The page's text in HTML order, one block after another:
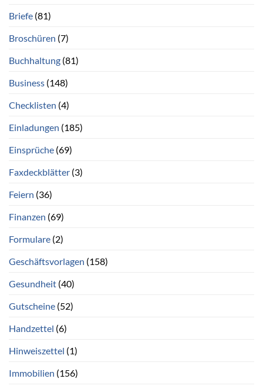
Briefe (81)
Broschüren (7)
Buchhaltung (81)
Business (148)
Checklisten (4)
Einladungen (185)
Einsprüche (69)
Faxdeckblätter (3)
Feiern (36)
Finanzen (69)
Formulare (2)
Geschäftsvorlagen (158)
Gesundheit (40)
Gutscheine (52)
Handzettel (6)
Hinweiszettel (1)
Immobilien (156)